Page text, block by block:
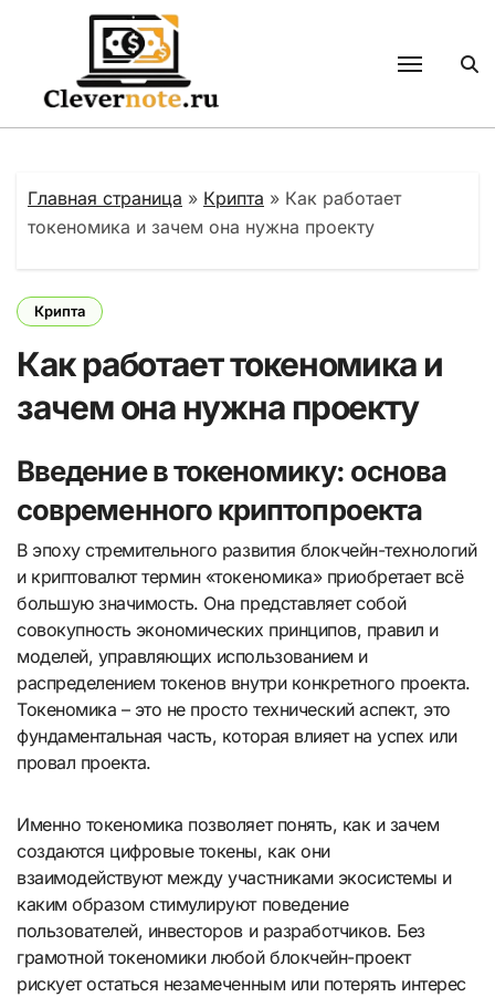
содержанию
Главная страница » Крипта » Как работает
токеномика и зачем она нужна проекту
Крипта
Как работает токеномика и
зачем она нужна проекту
Введение в токеномику: основа
современного криптопроекта
В эпоху стремительного развития блокчейн-технологий
и криптовалют термин «токеномика» приобретает всё
большую значимость. Она представляет собой
совокупность экономических принципов, правил и
моделей, управляющих использованием и
распределением токенов внутри конкретного проекта.
Токеномика – это не просто технический аспект, это
фундаментальная часть, которая влияет на успех или
провал проекта.
Именно токеномика позволяет понять, как и зачем
создаются цифровые токены, как они
взаимодействуют между участниками экосистемы и
каким образом стимулируют поведение
пользователей, инвесторов и разработчиков. Без
грамотной токеномики любой блокчейн-проект
рискует остаться незамеченным или потерять интерес